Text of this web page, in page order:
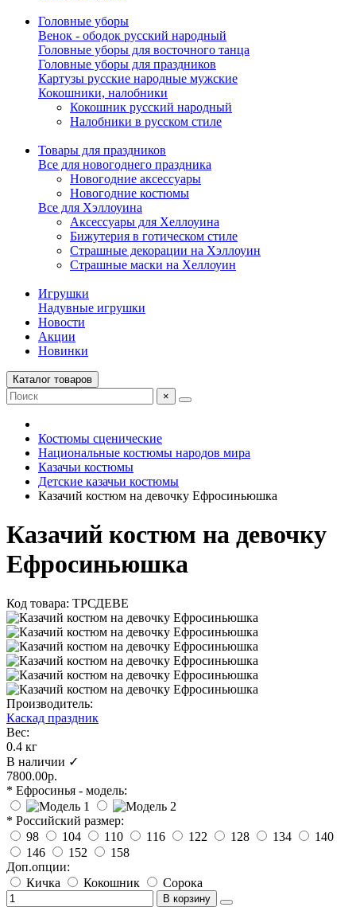
Головные уборы
Венок - ободок русский народный
Головные уборы для восточного танца
Головные уборы для праздников
Картузы русские народные мужские
Кокошники, налобники
Кокошник русский народный
Налобники в русском стиле
Товары для праздников
Все для новогоднего праздника
Новогодние аксессуары
Новогодние костюмы
Все для Хэллоуина
Аксессуары для Хеллоуина
Бижутерия в готическом стиле
Страшные декорации на Хэллоуин
Страшные маски на Хеллоуин
Игрушки
Надувные игрушки
Новости
Акции
Новинки
Каталог товаров
×
Костюмы сценические
Национальные костюмы народов мира
Казачьи костюмы
Детские казачьи костюмы
Казачий костюм на девочку Ефросиньюшка
Казачий костюм на девочку
Ефросиньюшка
Код товара: ТРСДЕВЕ
Производитель:
Каскад праздник
Вес:
0.4 кг
В наличии ✓
7800.00р.
* Ефросинья - модель:
* Российский размер:
98
104 110 116 122 128 134
140
146
152
158
Доп.опции:
Кичка
Кокошник Сорока
В корзину